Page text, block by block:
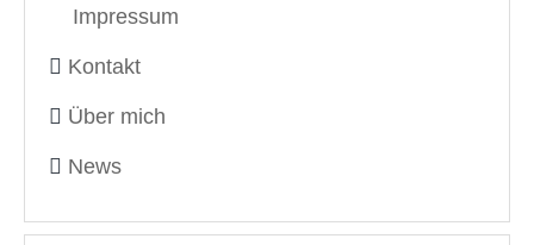
Impressum
Kontakt
Über mich
News